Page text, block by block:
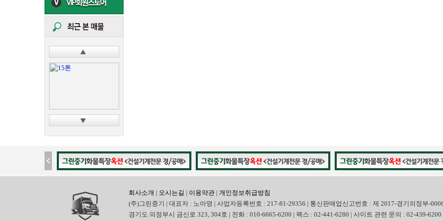
회사소개 | 오시는길 | 이용약관| 개인정보취급방침
(주)그린중기 | 대표자 : 노아영 | 사업자등록번호 : 217-81-29356 | 통신판매업신고번호 : 제 2017-경기의정부-
경기도 의정부시 금신로 323, 304호 | 전화 : 010-6665-6200 | 팩스 : 02-441-6280 | 사이트 관련 문의 : 02-439-6200